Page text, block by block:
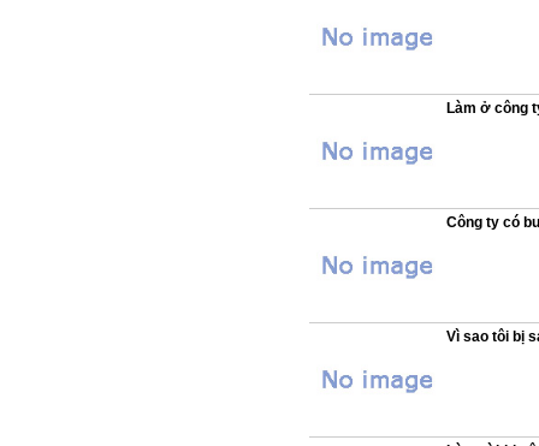
Làm ở công
Công ty có
Vì sao tôi bị